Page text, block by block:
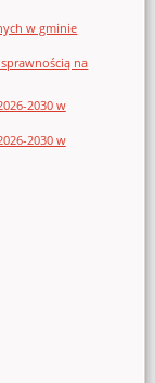
w gminie
na
2030 w
2030 w